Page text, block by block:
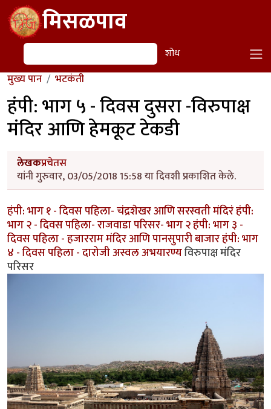
Skip to main contentमिसळपाव
शोध शोध
मुख्य पान भटकंती
हंपी: भाग ५ - दिवस दुसरा -विरुपाक्ष
मंदिर आणि हेमकूट टेकडी
लेखकप्रचेतस
यांनी गुरुवार, 03/05/2018 15:58 या दिवशी प्रकाशित केले.
हंपी: भाग १ - दिवस पहिला- चंद्रशेखर आणि सरस्वती मंदिरंहंपी:
भाग २ - दिवस पहिला- राजवाडा परिसर- भाग २हंपी: भाग ३ -
दिवस पहिला - हजारराम मंदिर आणि पानसुपारी बाजारहंपी: भाग
४ - दिवस पहिला - दारोजी अस्वल अभयारण्यविरुपाक्ष मंदिर
परिसर